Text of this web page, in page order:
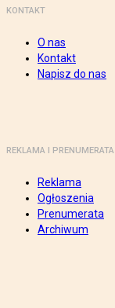
KONTAKT
O nas
Kontakt
Napisz do nas
REKLAMA I PRENUMERATA
Reklama
Ogłoszenia
Prenumerata
Archiwum